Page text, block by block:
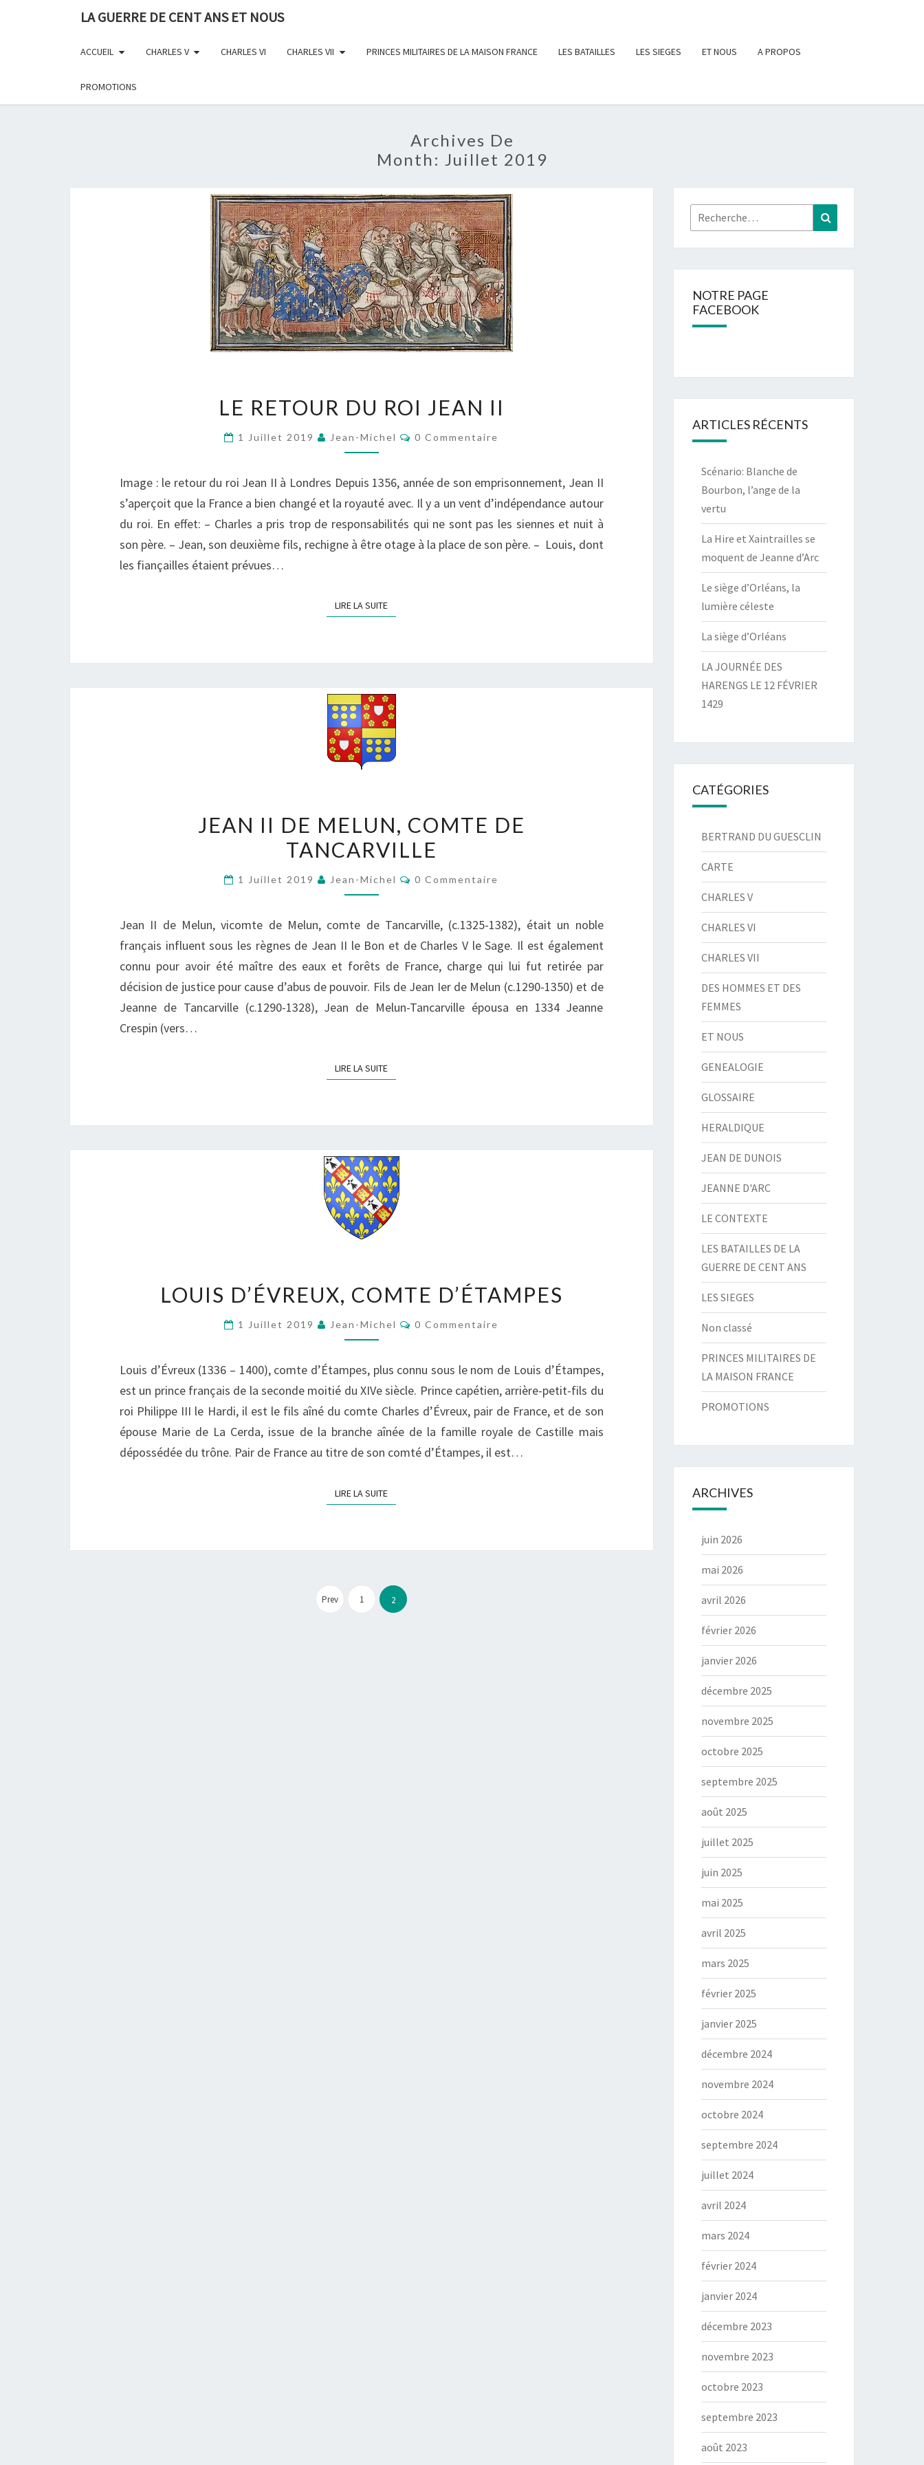
LA GUERRE DE CENT ANS ET NOUS
ACCUEIL CHARLES V CHARLES VI CHARLES VII PRINCES MILITAIRES DE LA MAISON FRANCE LES BATAILLES LES SIEGES ET NOUS A PROPOS
PROMOTIONS
Archives De
Month: Juillet 2019
RETOUR
DU
ROI
LE RETOUR DU ROI JEAN II
1 Juillet 2019 Jean-Michel Commentaires
0 Commentaire
Image : le retour du roi Jean II à Londres Depuis 1356, année de son emprisonnement, Jean II
s’aperçoit que la France a bien changé et la royauté avec. Il y a un vent d’indépendance autour
du roi. En effet: – Charles a pris trop de responsabilités qui ne sont pas les siennes et nuit à
son père. – Jean, son deuxième fils, rechigne à être otage à la place de son père. – Louis, dont
les fiançailles étaient prévues…
LIRE LA SUITELIRE LA SUITE
II
DE
COMTE
TANCARVILLE
JEAN II DE MELUN, COMTE DE
TANCARVILLE
1 Juillet 2019 Jean-Michel Commentaires
0 Commentaire
Jean II de Melun, vicomte de Melun, comte de Tancarville, (c.1325-1382), était un noble
français influent sous les règnes de Jean II le Bon et de Charles V le Sage. Il est également
connu pour avoir été maître des eaux et forêts de France, charge qui lui fut retirée par
décision de justice pour cause d’abus de pouvoir. Fils de Jean Ier de Melun (c.1290-1350) et de
Jeanne de Tancarville (c.1290-1328), Jean de Melun-Tancarville épousa en 1334 Jeanne
Crespin (vers…
LIRE LA SUITELIRE LA SUITE
D’ÉVREUX,
COMTE
D’ÉTAMPES
LOUIS D’ÉVREUX, COMTE D’ÉTAMPES
1 Juillet 2019 Jean-Michel Commentaires
0 Commentaire
Louis d’Évreux (1336 – 1400), comte d’Étampes, plus connu sous le nom de Louis d’Étampes,
est un prince français de la seconde moitié du XIVe siècle. Prince capétien, arrière-petit-fils du
roi Philippe III le Hardi, il est le fils aîné du comte Charles d’Évreux, pair de France, et de son
épouse Marie de La Cerda, issue de la branche aînée de la famille royale de Castille mais
dépossédée du trône. Pair de France au titre de son comté d’Étampes, il est…
LIRE LA SUITELIRE LA SUITE
Pagination
des
Prev 1 2
Rechercher :
NOTRE PAGE
FACEBOOK
ARTICLES RÉCENTS
Scénario: Blanche de
Bourbon, l’ange de la
vertu
La Hire et Xaintrailles se
moquent de Jeanne d’Arc
Le siège d’Orléans, la
lumière céleste
La siège d’Orléans
LA JOURNÉE DES
HARENGS LE 12 FÉVRIER
1429
CATÉGORIES
BERTRAND DU GUESCLIN
CARTE
CHARLES V
CHARLES VI
CHARLES VII
DES HOMMES ET DES
FEMMES
ET NOUS
GENEALOGIE
GLOSSAIRE
HERALDIQUE
JEAN DE DUNOIS
JEANNE D'ARC
LE CONTEXTE
LES BATAILLES DE LA
GUERRE DE CENT ANS
LES SIEGES
Non classé
PRINCES MILITAIRES DE
LA MAISON FRANCE
PROMOTIONS
ARCHIVES
juin 2026
mai 2026
avril 2026
février 2026
janvier 2026
décembre 2025
novembre 2025
octobre 2025
septembre 2025
août 2025
juillet 2025
juin 2025
mai 2025
avril 2025
mars 2025
février 2025
janvier 2025
décembre 2024
novembre 2024
octobre 2024
septembre 2024
juillet 2024
avril 2024
mars 2024
février 2024
janvier 2024
décembre 2023
novembre 2023
octobre 2023
septembre 2023
août 2023